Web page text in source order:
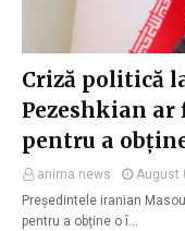
Criză politică
Pezeshkian
pentru a
anima news
August
Președintele iranian
pentru a obține o î…